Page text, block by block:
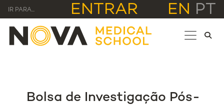
IR PARA... ENTRAR EN PT
Bolsa de Investigação Pós-